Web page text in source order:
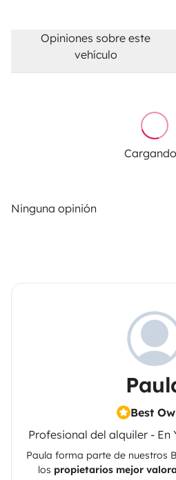
Opiniones sobre este
vehículo
Ninguna opinión
Best
Profesional del alquiler - En
Paula forma parte de nuestros
los propietarios mejor